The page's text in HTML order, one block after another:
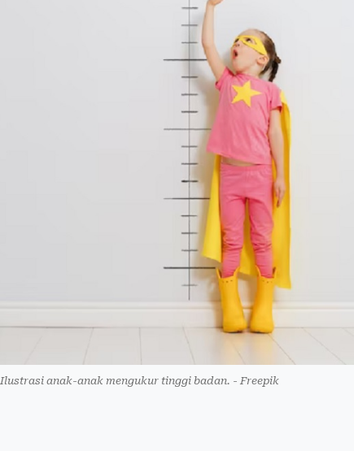
Ilustrasi anak-anak mengukur tinggi badan. - Freepik